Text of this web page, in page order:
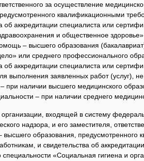
за осуществление
квалификационными
об аккредитации специалиста или
и общественное
– высшего образования
или среднего профессионального
об аккредитации специалиста или
выполнения заявленных работ (услуг),
при наличии высшего медицинского
– при наличии среднего
организации, входящей в систему
надзора, и его заместителя,
высшего образования,
и свидетельства об
специальности «Социальная гигиена и